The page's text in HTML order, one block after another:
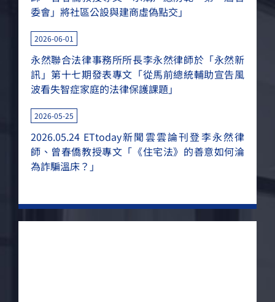
委會」將社區公設與建商虛偽點交」
2026-06-01
永然聯合法律事務所所長李永然律師於「永然新
訊」第十七期發表專文「從馬前總統輔助宣告風
波看失智症家庭的法律保護課題」
2026-05-25
2026.05.24 ETtoday新聞雲雲論刊登李永然律
師、曾春僑教授專文「《住宅法》的善意如何淪
為詐騙溫床？」